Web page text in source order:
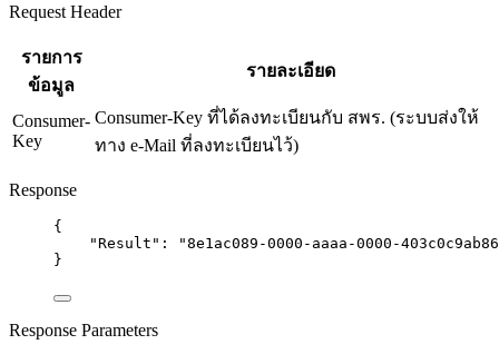
Request Header
รายการ
ข้อมูล
รายละเอียด
Consumer-
Key
Consumer-Key ที่ได้ลงทะเบียนกับ สพร. (ระบบส่งให้
ทาง e-Mail ที่ลงทะเบียนไว้)
Response
{
"Result" : "8e1ac089-0000-aaaa-0000-
}
Response Parameters